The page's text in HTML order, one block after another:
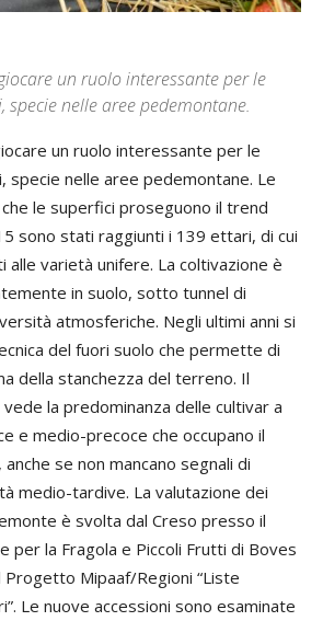
un ruolo interessante per le
specie nelle aree pedemontane.
un ruolo interessante per le
specie nelle aree pedemontane. Le
le superfici proseguono il trend
sono stati raggiunti i 139 ettari, di cui
alle varietà unifere. La coltivazione è
in suolo, sotto tunnel di
atmosferiche. Negli ultimi anni si
del fuori suolo che permette di
della stanchezza del terreno. Il
la predominanza delle cultivar a
e medio-precoce che occupano il
se non mancano segnali di
medio-tardive. La valutazione dei
è svolta dal Creso presso il
per la Fragola e Piccoli Frutti di Boves
Progetto Mipaaf/Regioni “Liste
Le nuove accessioni sono esaminate